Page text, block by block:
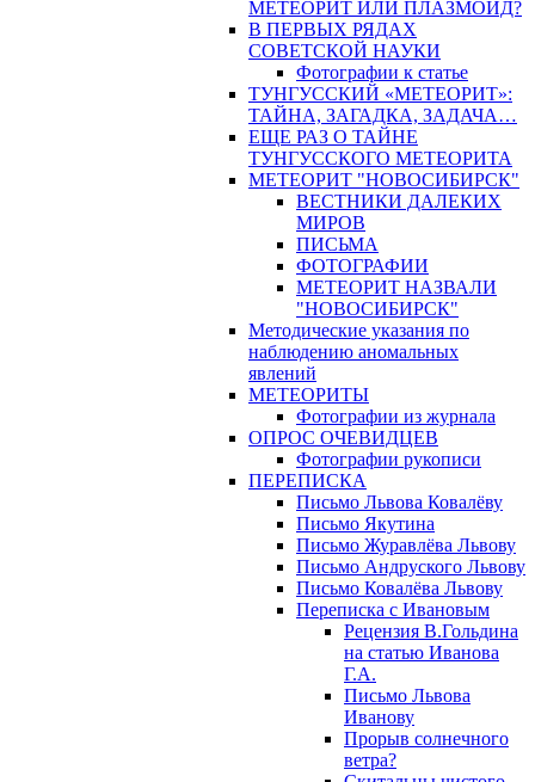
МЕТЕОРИТ ИЛИ ПЛАЗМОИД?
В ПЕРВЫХ РЯДАХ
СОВЕТСКОЙ НАУКИ
Фотографии к статье
ТУНГУССКИЙ «МЕТЕОРИТ»:
ТАЙНА, ЗАГАДКА, ЗАДАЧА…
ЕЩЕ РАЗ О ТАЙНЕ
ТУНГУССКОГО МЕТЕОРИТА
МЕТЕОРИТ "НОВОСИБИРСК"
ВЕСТНИКИ ДАЛЕКИХ
МИРОВ
ПИСЬМА
ФОТОГРАФИИ
МЕТЕОРИТ НАЗВАЛИ
"НОВОСИБИРСК"
Методические указания по
наблюдению аномальных
явлений
МЕТЕОРИТЫ
Фотографии из журнала
ОПРОС ОЧЕВИДЦЕВ
Фотографии рукописи
ПЕРЕПИСКА
Письмо Львова Ковалёву
Письмо Якутина
Письмо Журавлёва Львову
Письмо Андруского Львову
Письмо Ковалёва Львову
Переписка с Ивановым
Рецензия В.Гольдина
на статью Иванова
Г.А.
Письмо Львова
Иванову
Прорыв солнечного
ветра?